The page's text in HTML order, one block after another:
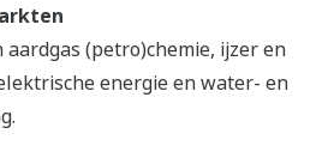
(petro)chemie, ijzer en
energie en water- en